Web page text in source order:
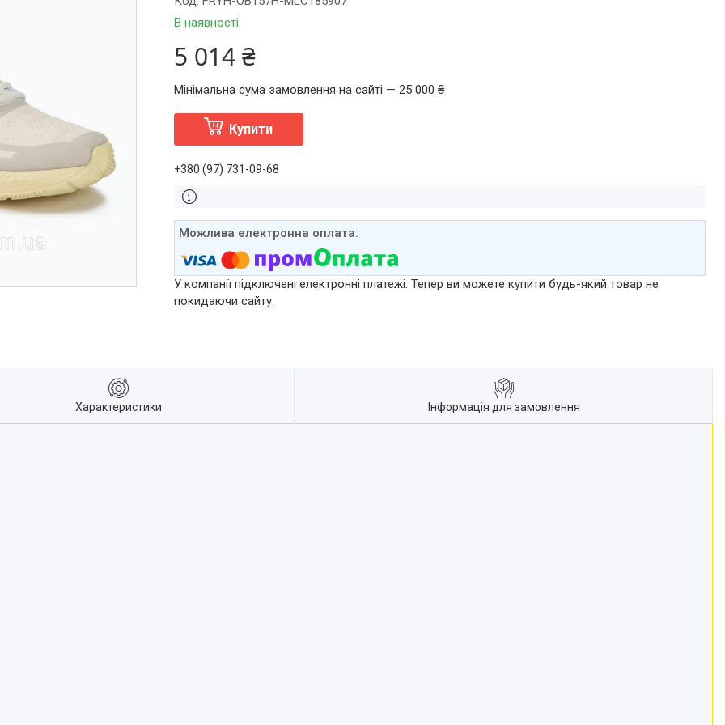
В наявності
5 014 ₴
Мінімальна сума замовлення на сайті — 25 000 ₴
Купити
+380 (97) 731-09-68
У компанії підключені електронні платежі. Тепер ви можете купити будь-який товар не
покидаючи сайту.
Характеристики Інформація для замовлення